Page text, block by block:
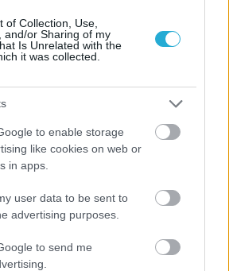
of Collection, Use,
and/or Sharing of my
Is Unrelated with the
it was collected.
to enable storage
like cookies on web or
in apps.
user data to be sent to
advertising purposes.
to send me